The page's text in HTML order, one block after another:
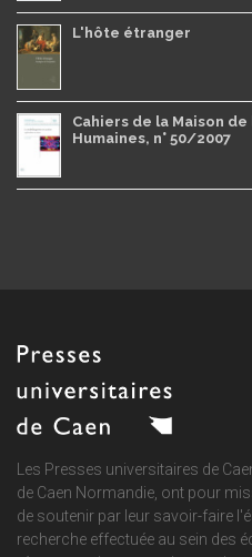
L'hôte étranger
Cahiers de la Maison
Humaines, n° 50/2007
Les Presses universitaires de
de Caen Normandie , ont pour
de soutenir par leur savoir-faire
recherche effectuée au sein des